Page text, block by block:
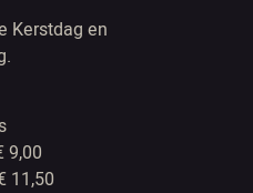
Kerstdag en
9,00
11,50